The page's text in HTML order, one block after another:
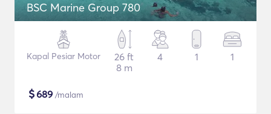
BSC Marine Group 780
Kapal Pesiar Motor
26 ft
8 m
4 1 1
$689 /malam